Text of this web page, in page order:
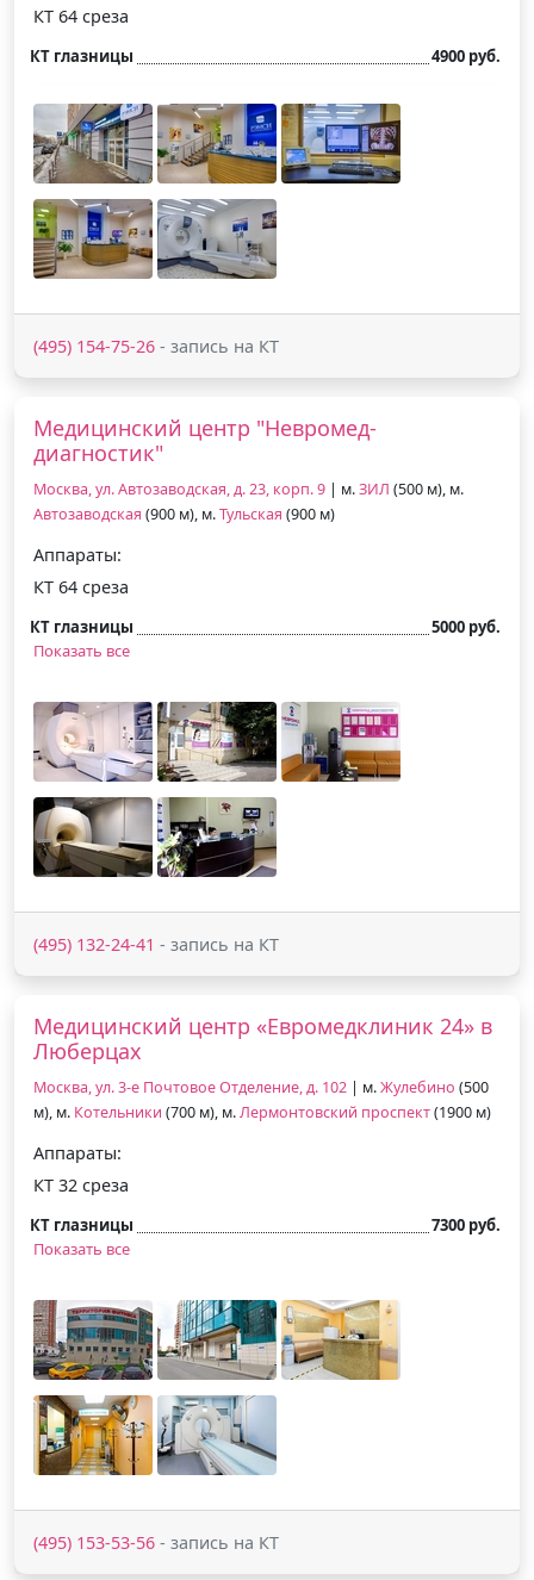
КТ 64 среза
КТ глазницы 4900 руб.
(495) 154-75-26 - запись на КТ
Медицинский центр "Невромед-
диагностик"
Москва, ул. Автозаводская, д. 23, корп. 9 | м.ЗИЛ (500 м), м.
Автозаводская (900 м), м.Тульская (900 м)
Аппараты:
КТ 64 среза
КТ глазницы
5000 руб.
Показать все
(495) 132-24-41 - запись на КТ
Медицинский центр «Евромедклиник 24» в
Люберцах
Москва, ул. 3-е Почтовое Отделение, д. 102 | м.Жулебино (500
м), м. Котельники (700 м), м.Лермонтовский проспект(1900 м)
Аппараты:
КТ 32 среза
КТ глазницы
7300 руб.
Показать все
(495) 153-53-56 - запись на КТ